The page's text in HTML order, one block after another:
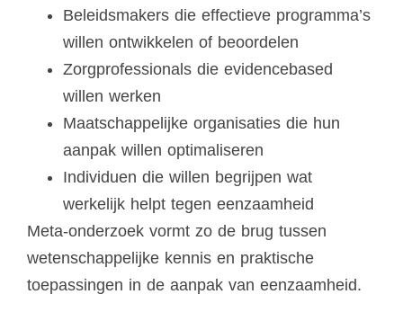
Beleidsmakers die effectieve programma’s
willen ontwikkelen of beoordelen
Zorgprofessionals die evidencebased
willen werken
Maatschappelijke organisaties die hun
aanpak willen optimaliseren
Individuen die willen begrijpen wat
werkelijk helpt tegen eenzaamheid
Meta-onderzoek vormt zo de brug tussen
wetenschappelijke kennis en praktische
toepassingen in de aanpak van eenzaamheid.